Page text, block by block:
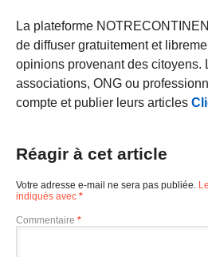
La plateforme
de diffuser gratuitement et
opinions provenant des citoyens.
associations, ONG ou
compte et publier leurs articles
Réagir à cet article
Votre adresse e-mail ne sera pas publiée.
indiqués avec *
Commentaire *